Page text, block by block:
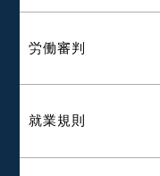
労働審判
就業規則